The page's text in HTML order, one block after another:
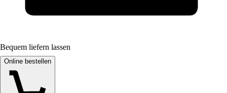
Bequem liefern lassen
Online bestellen